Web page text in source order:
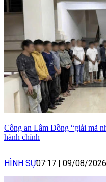
Công an Lâm Đồng “giải mã
hành chính
HÌNH SỰ07:17 | 09/08/2026